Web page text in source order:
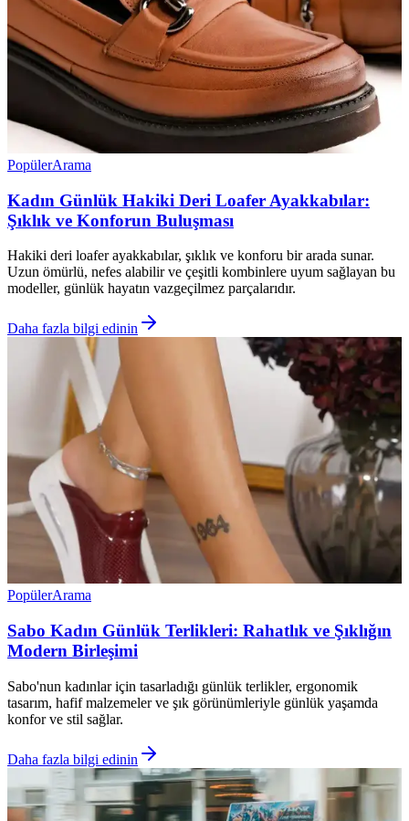
PopülerArama
Kadın Günlük Hakiki Deri Loafer Ayakkabılar:
Şıklık ve Konforun Buluşması
Hakiki deri loafer ayakkabılar, şıklık ve konforu bir arada sunar.
Uzun ömürlü, nefes alabilir ve çeşitli kombinlere uyum sağlayan bu
modeller, günlük hayatın vazgeçilmez parçalarıdır.
Daha fazla bilgi edinin
PopülerArama
Sabo Kadın Günlük Terlikleri: Rahatlık ve Şıklığın
Modern Birleşimi
Sabo'nun kadınlar için tasarladığı günlük terlikler, ergonomik
tasarım, hafif malzemeler ve şık görünümleriyle günlük yaşamda
konfor ve stil sağlar.
Daha fazla bilgi edinin